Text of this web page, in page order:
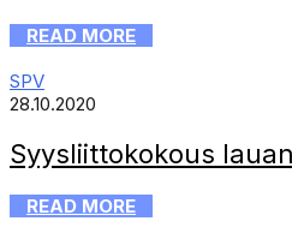
READ MORE
SPV
28.10.2020
Syysliittokokous
READ MORE